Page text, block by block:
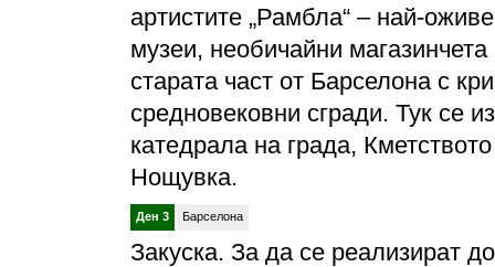
артистите „Рамбла“ – най-
музеи, необичайни
старата част от Барселона с
средновековни сгради. Тук се
катедрала на града,
Нощувка.
Ден 3 Барселона
Закуска. За да се реализират